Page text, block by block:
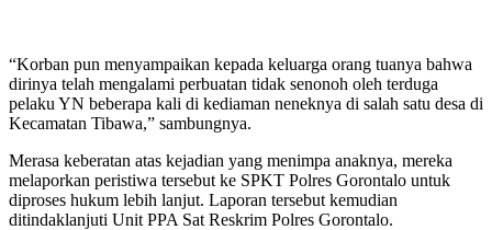
“Korban pun menyampaikan kepada keluarga orang tuanya bahwa
dirinya telah mengalami perbuatan tidak senonoh oleh terduga
pelaku YN beberapa kali di kediaman neneknya di salah satu desa di
Kecamatan Tibawa,” sambungnya.
Merasa keberatan atas kejadian yang menimpa anaknya, mereka
melaporkan peristiwa tersebut ke SPKT Polres Gorontalo untuk
diproses hukum lebih lanjut. Laporan tersebut kemudian
ditindaklanjuti Unit PPA Sat Reskrim Polres Gorontalo.